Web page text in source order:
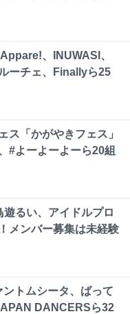
、INUWASI、
ーチェ、Finallyら25
ス「かがやきフェス」
#よーよーよーら20組
るい、アイドルプロ
メンバー募集は未経験
ントムシータ、ばって
DANCERSら32